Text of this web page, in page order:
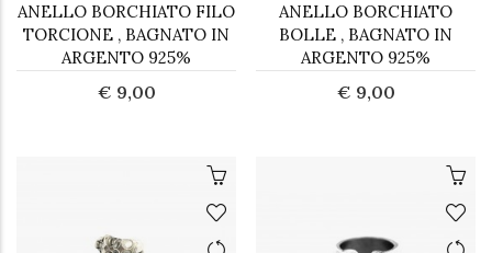
ANELLO BORCHIATO FILO
TORCIONE , BAGNATO IN
ARGENTO 925%
€ 9,00
ANELLO BORCHIATO
BOLLE , BAGNATO IN
ARGENTO 925%
€ 9,00